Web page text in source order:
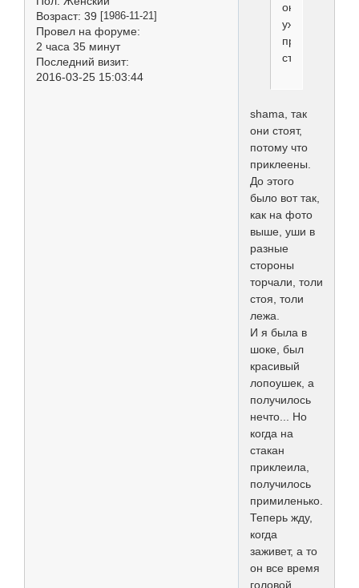
Возраст: 39 [1986-11-21]
Провел на форуме:
2 часа 35 минут
Последний визит:
2016-03-25 15:03:44
они
уже
практически
стоят
shama, так
они стоят,
потому что
приклеены.
До этого
было вот так,
как на фото
выше, уши в
разные
стороны
торчали, толи
стоя, толи
лежа.
И я была в
шоке, был
красивый
лопоушек, а
получилось
нечто... Но
когда на
стакан
приклеила,
получилось
примиленько.
Теперь жду,
когда
заживет, а то
он все время
головой